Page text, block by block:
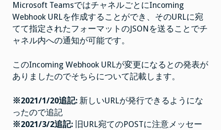
る
Incoming
Webhook
URL
の
変
更
Microsoft TeamsではチャネルごとにIncoming
Webhook URLを作成することができ、そのURLに宛
てて指定されたフォーマットのJSONを送ることでチ
ャネル内への通知が可能です。
このIncoming Webhook URLが変更になるとの発表が
ありましたのでそちらについて記載します。
※2021/1/20追記: 新しいURLが発行できるようにな
ったので追記
※2021/3/2追記: 旧URL宛てのPOSTに注意メッセー